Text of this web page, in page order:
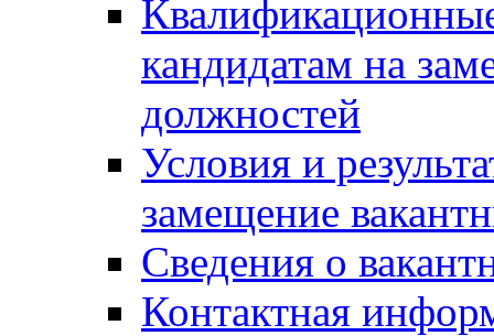
кандидатам на
должностей
Условия и
замещение
Сведения о
Контактная